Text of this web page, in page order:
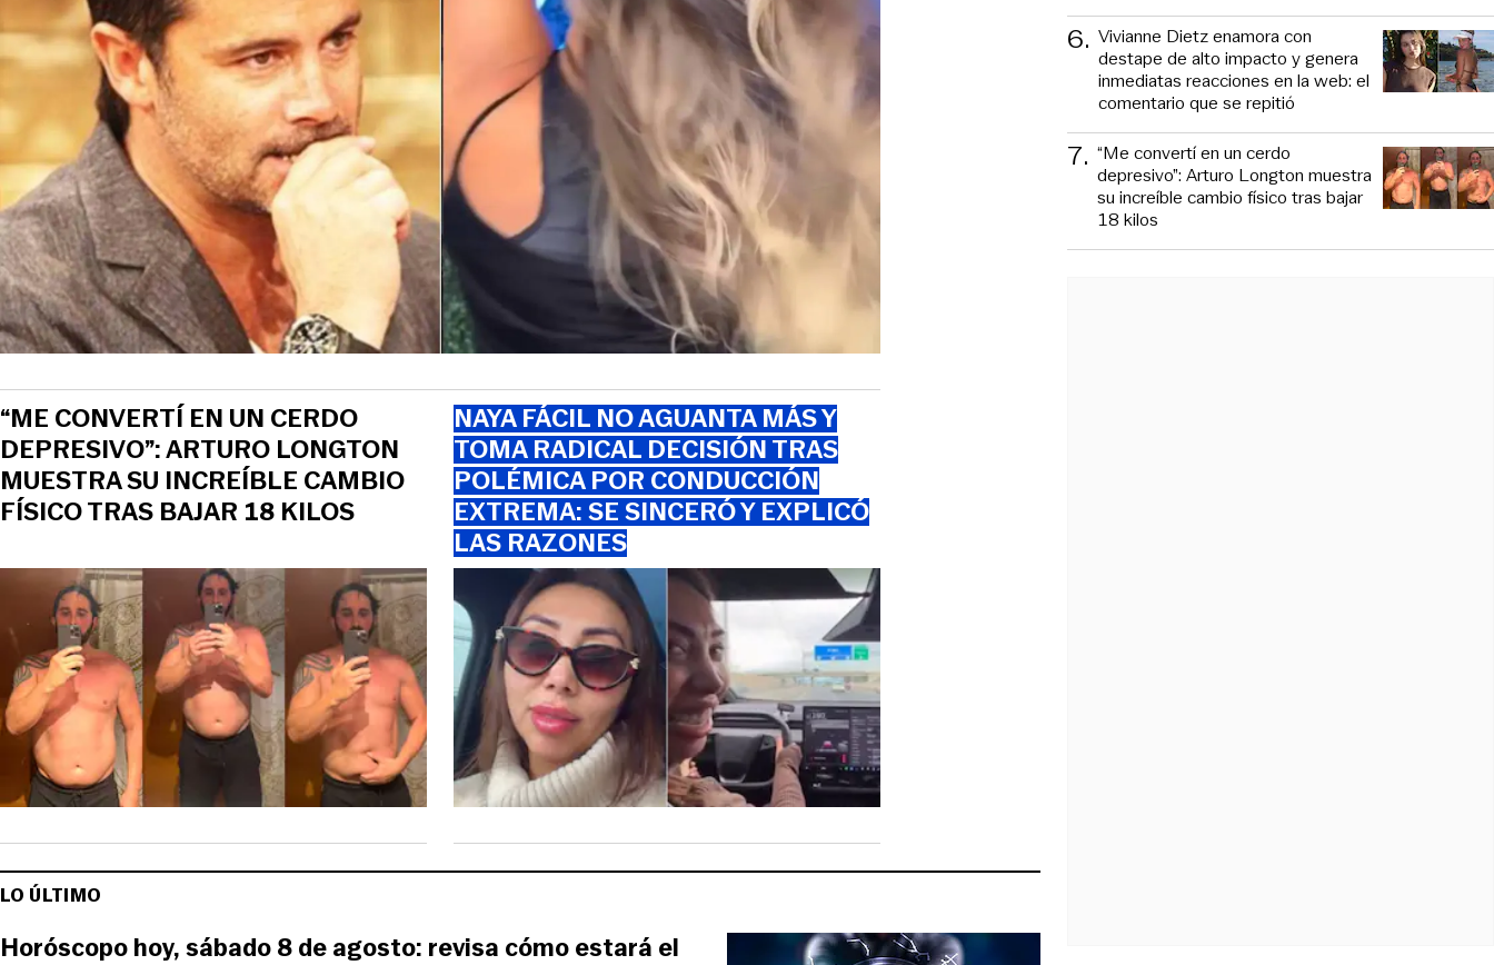
“ME CONVERTÍ EN UN CERDO
DEPRESIVO”: ARTURO LONGTON
MUESTRA SU INCREÍBLE CAMBIO
FÍSICO TRAS BAJAR 18 KILOS
NAYA FÁCIL NO AGUANTA MÁS Y
TOMA RADICAL DECISIÓN TRAS
POLÉMICA POR CONDUCCIÓN
EXTREMA: SE SINCERÓ Y EXPLICÓ
LAS RAZONES
LO ÚLTIMO
Horóscopo hoy, sábado 8 de agosto: revisa cómo estará el
6. Vivianne Dietz enamora con
destape de alto impacto y genera
inmediatas reacciones en la web: el
comentario que se repitió
7. “Me convertí en un cerdo
depresivo”: Arturo Longton muestra
su increíble cambio físico tras bajar
18 kilos